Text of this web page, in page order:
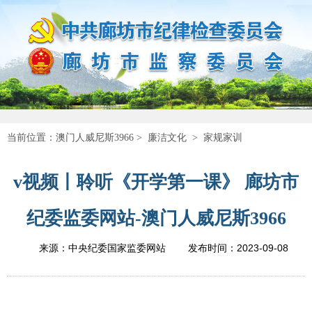
当前位置： 澳门人威尼斯3966 > 廉洁文化 > 家规家训
v视频丨聆听《开学第一课》 廊坊市
纪委监委网站-澳门人威尼斯3966
来源：中央纪委国家监委网站 发布时间： 2023-09-08